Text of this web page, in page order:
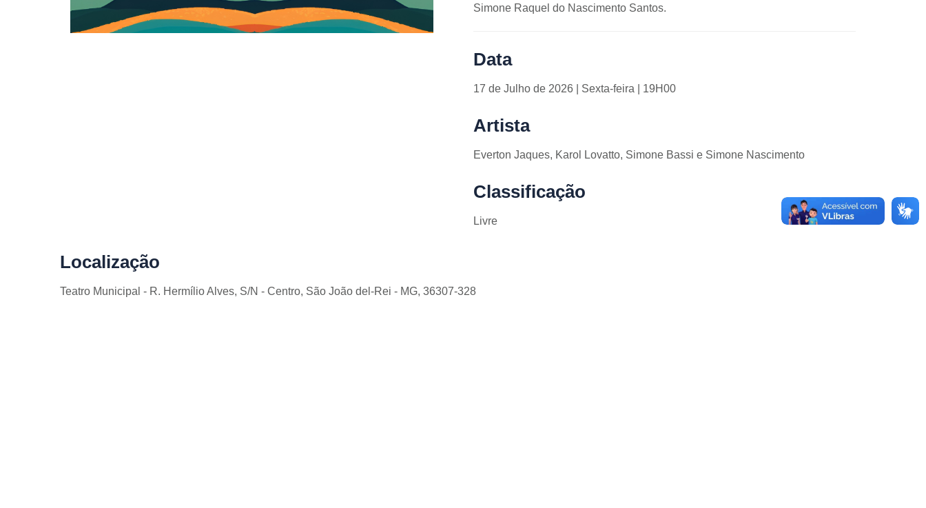
Simone Raquel do Nascimento Santos.
Data
17 de Julho de 2026 | Sexta-feira | 19H00
Artista
Everton Jaques, Karol Lovatto, Simone Bassi e Simone Nascimento
Classificação
Livre
Localização
Teatro Municipal - R. Hermílio Alves, S/N - Centro, São João del-Rei - MG, 36307-328